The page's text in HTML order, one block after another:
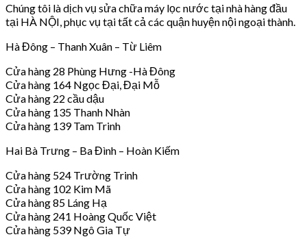
Chúng tôi là dịch vụ sửa chữa máy lọc nước tại nhà hàng đầu
tại HÀ NỘI, phục vụ tại tất cả các quận huyện nội ngoại thành.
Hà Đông – Thanh Xuân – Từ Liêm
Cửa hàng 28 Phùng Hưng -Hà Đông
Cửa hàng 164 Ngọc Đại, Đại Mỗ
Cửa hàng 22 cầu dậu
Cửa hàng 135 Thanh Nhàn
Cửa hàng 139 Tam Trinh
Hai Bà Trưng – Ba Đình – Hoàn Kiếm
Cửa hàng 524 Trường Trinh
Cửa hàng 102 Kim Mã
Cửa hàng 85 Láng Hạ
Cửa hàng 241 Hoàng Quốc Việt
Cửa hàng 539 Ngô Gia Tự